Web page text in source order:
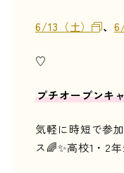
6/13（土） 、
♡
プチオープンキ
気軽に時短で参
ス🌈✨高校1・2